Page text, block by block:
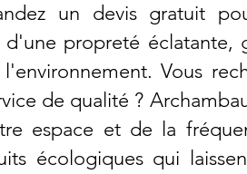
un devis gratuit
propreté éclatante,
Vous
de qualité ?
espace et de la
écologiques qui